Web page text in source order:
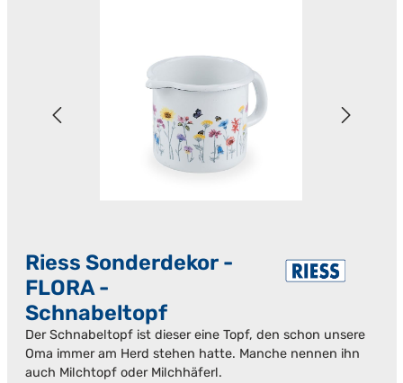
Riess Sonderdekor -
FLORA -
Schnabeltopf
Der Schnabeltopf ist dieser eine Topf, den schon unsere
Oma immer am Herd stehen hatte. Manche nennen ihn
auch Milchtopf oder Milchhäferl.